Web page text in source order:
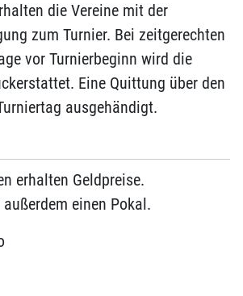
die Vereine mit der
zum Turnier. Bei zeitgerechten
vor Turnierbeginn wird die
Eine Quittung über den
ausgehändigt.
erhalten Geldpreise.
einen Pokal.